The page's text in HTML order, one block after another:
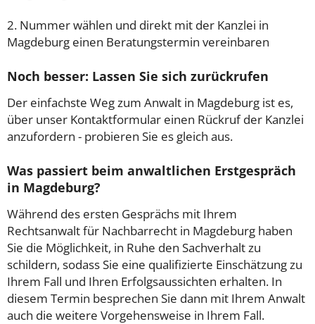
2. Nummer wählen und direkt mit der Kanzlei in
Magdeburg einen Beratungstermin vereinbaren
Noch besser: Lassen Sie sich zurückrufen
Der einfachste Weg zum Anwalt in Magdeburg ist es,
über unser Kontaktformular einen Rückruf der Kanzlei
anzufordern - probieren Sie es gleich aus.
Was passiert beim anwaltlichen Erstgespräch
in Magdeburg?
Während des ersten Gesprächs mit Ihrem
Rechtsanwalt für Nachbarrecht in Magdeburg haben
Sie die Möglichkeit, in Ruhe den Sachverhalt zu
schildern, sodass Sie eine qualifizierte Einschätzung zu
Ihrem Fall und Ihren Erfolgsaussichten erhalten. In
diesem Termin besprechen Sie dann mit Ihrem Anwalt
auch die weitere Vorgehensweise in Ihrem Fall.